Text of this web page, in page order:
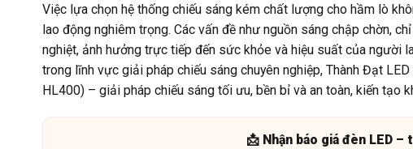
Việc lựa chọn hệ thống chiếu sáng kém chất lượng cho hầm lò
lao động nghiêm trọng. Các vấn đề như nguồn sáng chập chờn,
nghiệt, ảnh hưởng trực tiếp đến sức khỏe và hiệu suất của người
trong lĩnh vực giải pháp chiếu sáng chuyên nghiệp, Thành Đạt
HL400) – giải pháp chiếu sáng tối ưu, bền bỉ và an toàn, kiến tạo
📩 Nhận báo giá đèn LED